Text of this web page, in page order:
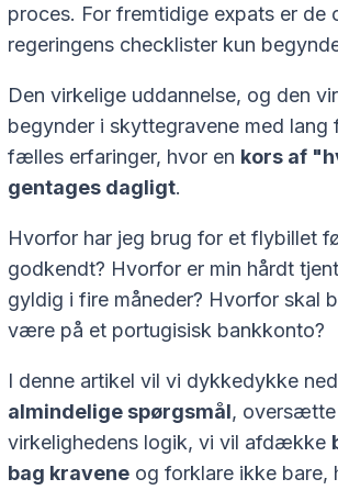
proces. For fremtidige expats er de
regeringens checklister kun
Den virkelige uddannelse, og den
begynder i skyttegravene med lang
fælles erfaringer, hvor en kors af
gentages dagligt.
Hvorfor har jeg brug for et flybillet
godkendt? Hvorfor er min hårdt
gyldig i fire måneder? Hvorfor skal
være på et portugisisk bankkonto?
I denne artikel vil vi dykkedykke
almindelige spørgsmål,
virkelighedens logik, vi vil afdække
bag kravene og forklare ikke bare,